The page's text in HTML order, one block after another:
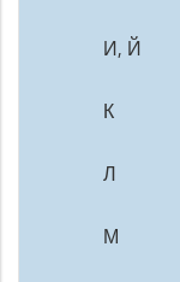
И, Й
К
Л
М